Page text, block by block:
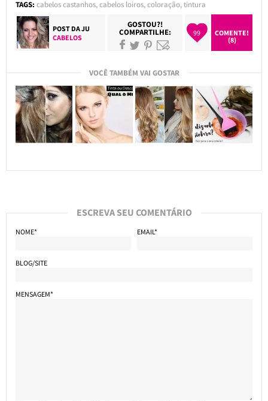
TAGS: cabelos castanhos,cabelos loiros,coloração,tintura
POST DAJU
CABELOS
GOSTOU?!
COMPARTILHE: 99
COMENTE!
(8)
VOCÊ TAMBÉM VAI GOSTAR
ESCREVA SEU COMENTÁRIO
NOME* EMAIL*
BLOG/SITE
MENSAGEM*